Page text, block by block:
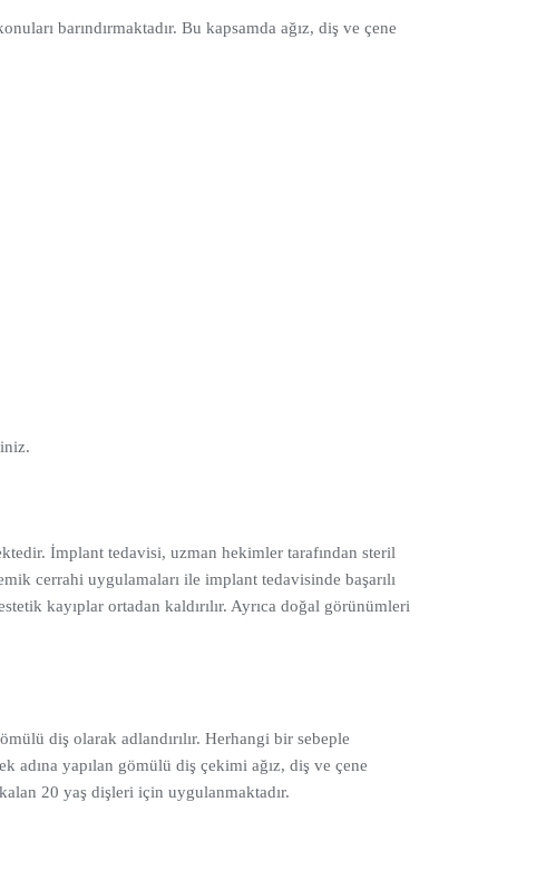
barındırmaktadır. Bu kapsamda ağız, diş ve çene
İmplant tedavisi, uzman hekimler tarafından steril
cerrahi uygulamaları ile implant tedavisinde başarılı
kayıplar ortadan kaldırılır. Ayrıca doğal görünümleri
diş olarak adlandırılır. Herhangi bir sebeple
yapılan gömülü diş çekimi ağız, diş ve çene
20 yaş dişleri için uygulanmaktadır.